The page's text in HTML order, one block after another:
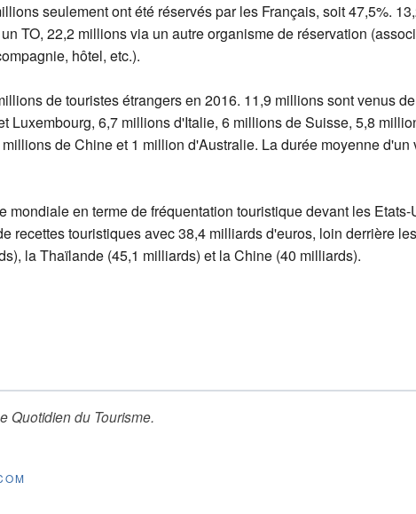
seulement ont été réservés par les Français, soit 47,5%.
TO, 22,2 millions via un autre organisme de réservation
hôtel, etc.).
de touristes étrangers en 2016. 11,9 millions sont venus
Luxembourg, 6,7 millions d'Italie, 6 millions de Suisse, 5,8
de Chine et 1 million d'Australie. La durée moyenne
mondiale en terme de fréquentation touristique devant les
recettes touristiques avec 38,4 milliards d'euros, loin derrière
la Thaïlande (45,1 milliards) et la Chine (40 milliards).
Quotidien du Tourisme.